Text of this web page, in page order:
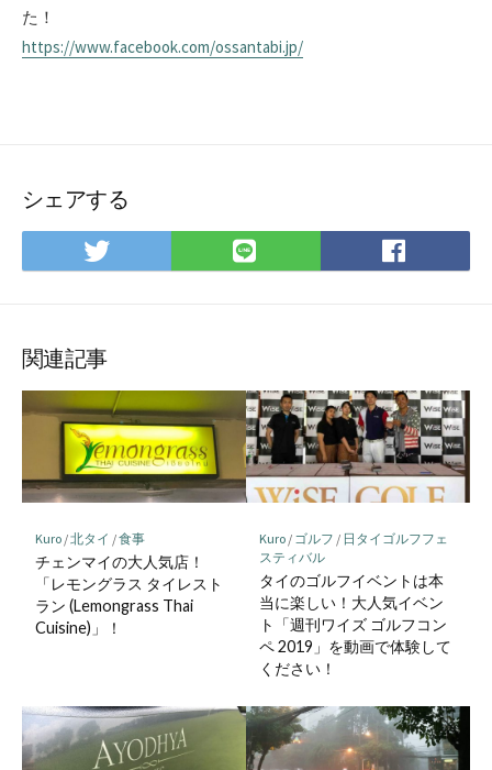
た！
https://www.facebook.com/ossantabi.jp/
シェアする
Twitter
で
LINE
で
で
関連記事
Kuro/北タイ /食事
チェンマイの大人気店！
「レモングラス タイレスト
ラン (Lemongrass Thai
Cuisine)」！
Kuro/ ゴルフ / 日タイゴルフフェ
スティバル
タイのゴルフイベントは本
当に楽しい！大人気イベン
ト「週刊ワイズ ゴルフコン
ペ 2019」を動画で体験して
ください！